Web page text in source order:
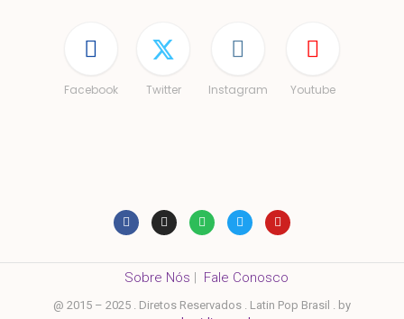
Facebook Twitter Instagram Youtube
Sobre Nós | Fale Conosco
@ 2015 – 2025 . Diretos Reservados . Latin Pop Brasil . by